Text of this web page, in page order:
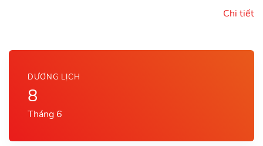
Chi tiết
DƯƠNG LỊCH
8
Tháng 6